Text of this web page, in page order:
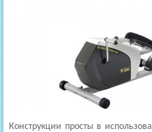
Конструкции просты в